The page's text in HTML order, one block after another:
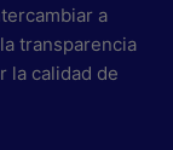
a
transparencia
la calidad de